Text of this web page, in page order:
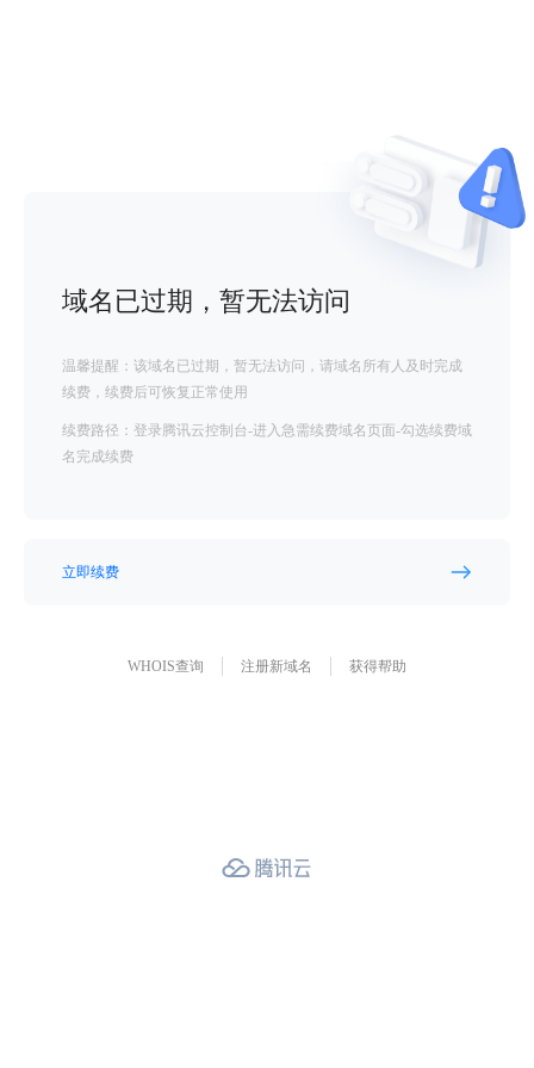
域名已过期，暂无法访问
温馨提醒：该域名已过期，暂无法访问，请域名所有人及时完成
续费，续费后可恢复正常使用
续费路径：登录腾讯云控制台-进入急需续费域名页面-勾选续费域
名完成续费
立即续费
WHOIS查询 注册新域名 获得帮助